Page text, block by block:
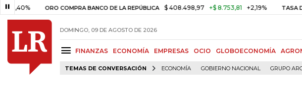
ORO COMPRA BANCO DE LA REPÚBLICA $ 408.498,97 +$ 8.753,81 +2,19% TASA DE USURA
DOMINGO, 09 DE AGOSTO DE 2026
FINANZAS ECONOMÍA EMPRESAS OCIO GLOBOECONOMÍA
TEMAS DE CONVERSACIÓN ECONOMÍA GOBIERNO NACIONAL GRUPO